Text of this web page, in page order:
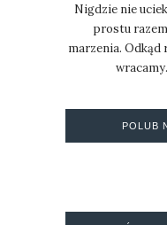
Nigdzie nie
prostu
marzenia. Odkąd
POLUB